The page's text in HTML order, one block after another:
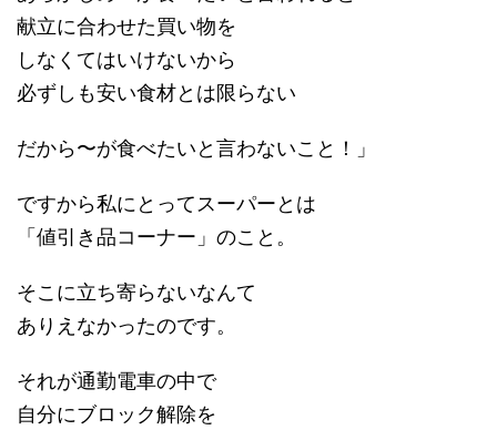
献立に合わせた買い物を
しなくてはいけないから
必ずしも安い食材とは限らない
だから〜が食べたいと言わないこと！」
ですから私にとってスーパーとは
「値引き品コーナー」のこと。
そこに立ち寄らないなんて
ありえなかったのです。
それが通勤電車の中で
自分にブロック解除を